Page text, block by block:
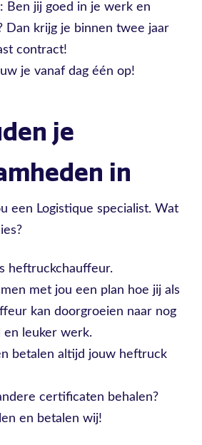
Ben jij goed in je werk en
Dan krijg je binnen twee jaar
contract!
je vanaf dag één op!
je
in
een Logistique specialist. Wat
heftruckchauffeur.
met jou een plan hoe jij als
kan doorgroeien naar nog
en leuker werk.
betalen altijd jouw heftruck
certificaten behalen?
en betalen wij!